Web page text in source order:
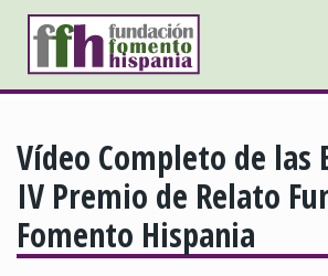
Vídeo Completo de las
IV Premio de Relato
Fomento Hispania